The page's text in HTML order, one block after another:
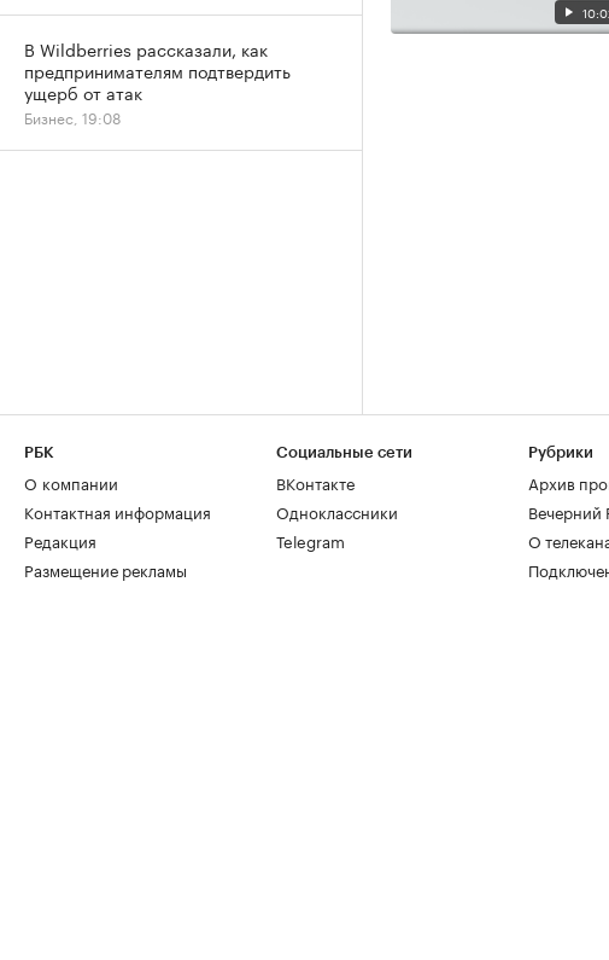
В Wildberries рассказали, как
предпринимателям подтвердить
ущерб от атак
Бизнес, 19:08
РБК
О компании
Контактная информация
Редакция
Размещение рекламы
Социальные сети
ВКонтакте
Одноклассники
Telegram
Рубрики
Архив
Вечерний
О